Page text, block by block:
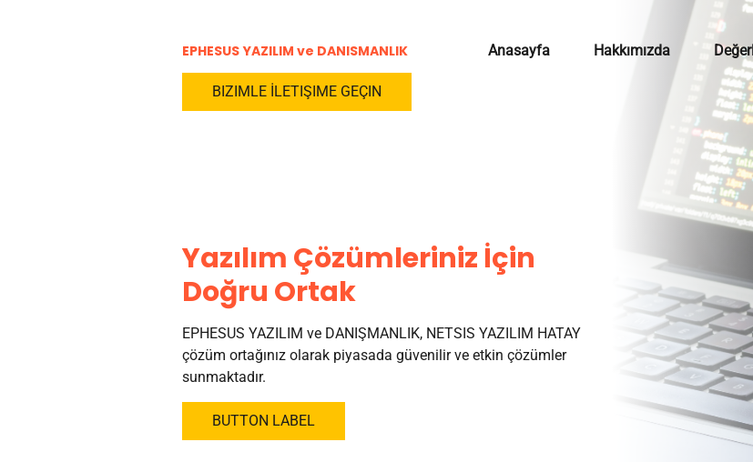
EPHESUS YAZILIM ve DANISMANLIK Anasayfa Hakkımızda
BIZIMLE İLETIŞIME GEÇIN
Yazılım Çözümleriniz İçin
Doğru Ortak
EPHESUS YAZILIM ve DANIŞMANLIK, NETSIS YAZILIM HATAY
çözüm ortağınız olarak piyasada güvenilir ve etkin çözümler
sunmaktadır.
BUTTON LABEL